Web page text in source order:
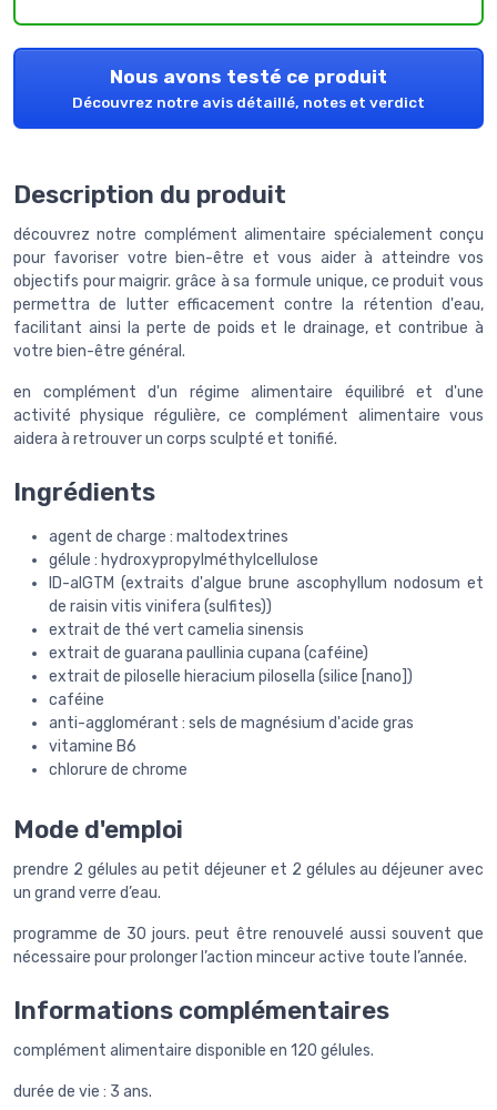
Nous avons testé ce produit
Découvrez notre avis détaillé, notes et verdict
Description du produit
découvrez notre complément alimentaire spécialement conçu
pour favoriser votre bien-être et vous aider à atteindre vos
objectifs pour maigrir. grâce à sa formule unique, ce produit vous
permettra de lutter efficacement contre la rétention d'eau,
facilitant ainsi la perte de poids et le drainage, et contribue à
votre bien-être général.
en complément d'un régime alimentaire équilibré et d'une
activité physique régulière, ce complément alimentaire vous
aidera à retrouver un corps sculpté et tonifié.
Ingrédients
agent de charge : maltodextrines
gélule : hydroxypropylméthylcellulose
ID-alGTM (extraits d'algue brune ascophyllum nodosum et
de raisin vitis vinifera (sulfites))
extrait de thé vert camelia sinensis
extrait de guarana paullinia cupana (caféine)
extrait de piloselle hieracium pilosella (silice [nano])
caféine
anti-agglomérant : sels de magnésium d'acide gras
vitamine B6
chlorure de chrome
Mode d'emploi
prendre 2 gélules au petit déjeuner et 2 gélules au déjeuner avec
un grand verre d’eau.
programme de 30 jours. peut être renouvelé aussi souvent que
nécessaire pour prolonger l’action minceur active toute l’année.
Informations complémentaires
complément alimentaire disponible en 120 gélules.
durée de vie : 3 ans.